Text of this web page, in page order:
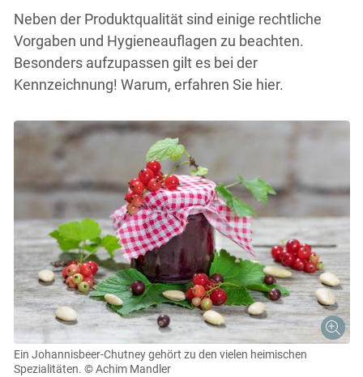
Neben der Produktqualität sind einige rechtliche
Vorgaben und Hygieneauflagen zu beachten.
Besonders aufzupassen gilt es bei der
Kennzeichnung! Warum, erfahren Sie hier.
Ein Johannisbeer-Chutney gehört zu den vielen heimischen
Spezialitäten. © Achim Mandler